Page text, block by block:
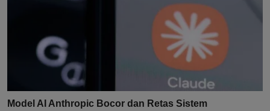
Model AI Anthropic Bocor dan Retas Sistem